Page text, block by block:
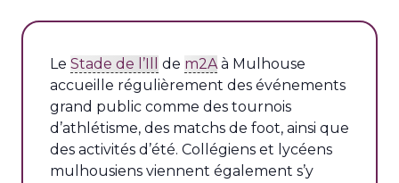
Le Stade de l’Ill de m2Aà Mulhouse
accueille régulièrement des événements
grand public comme des tournois
d’athlétisme, des matchs de foot, ainsi que
des activités d’été. Collégiens et lycéens
mulhousiens viennent également s’y